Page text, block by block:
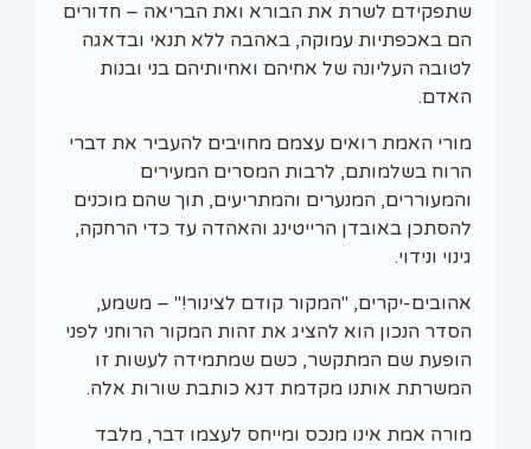
שתפקידם לשרת את הבורא ואת הבריאה – חדורים
הם באכפתיות עמוקה, באהבה ללא תנאי ובדאגה
לטובה העליונה של אחיהם ואחיותיהם בני ובנות
האדם.
מורי האמת רואים עצמם מחויבים להעביר את דברי
הרוח בשלמותם, לרבות המסרים המעירים
והמעוררים, המנערים והמתריעים, תוך שהם מוכנים
להסתכן באובדן הרייטינג והאהדה עד כדי הרחקה,
גינוי ונידוי.
אהובים-יקרים, "המקור קודם לצינור!" – משמע,
הסדר הנכון הוא להציג את זהות המקור הרוחני לפני
הופעת שם המתקשר, כשם שמתמידה לעשות זו
המשרתת אותנו מקדמת דנא כותבת שורות אלה.
מורה אמת אינו מנכס ומייחס לעצמו דבר, מלבד